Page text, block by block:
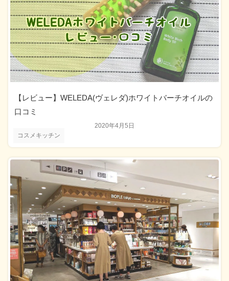
コスメキッチン
2020年4月5日
【レビュー】WELEDA(ヴェレダ)ホワイトバーチオイルの
口コミ